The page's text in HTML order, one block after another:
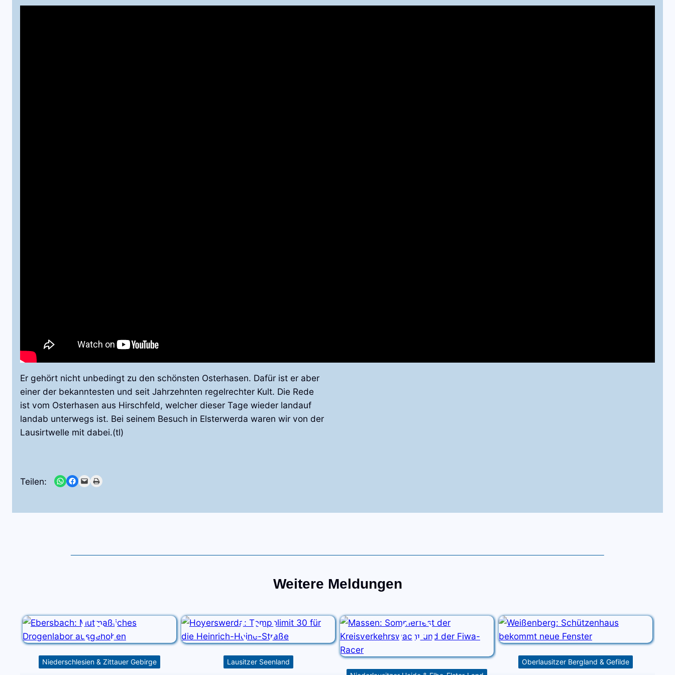
Er gehört nicht unbedingt zu den schönsten Osterhasen. Dafür ist er aber
einer der bekanntesten und seit Jahrzehnten regelrechter Kult. Die Rede
ist vom Osterhasen aus Hirschfeld, welcher dieser Tage wieder landauf
landab unterwegs ist. Bei seinem Besuch in Elsterwerda waren wir von der
Lausirtwelle mit dabei.(tl)
Teilen: Share on WhatsApp
Share on Facebook
Email this PagePrint this Page
Weitere Meldungen
Niederschlesien & Zittauer Gebirge
Lausitzer Seenland
Oberlausitzer Bergland & Gefilde